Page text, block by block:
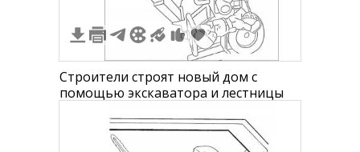
Строители строят новый дом с
помощью экскаватора и лестницы